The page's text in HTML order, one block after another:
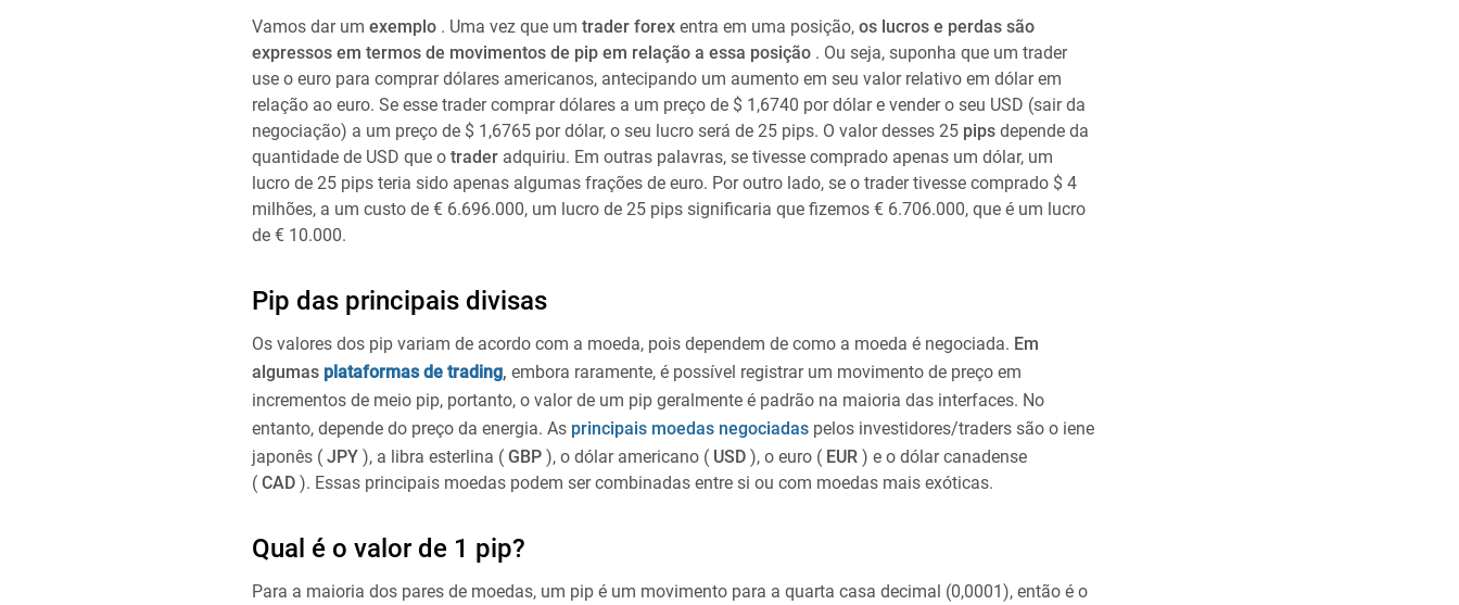
Vamos dar um exemplo . Uma vez que um trader forex entra em uma posição, os lucros e perdas são
expressos em termos de movimentos de pip em relação a essa posição . Ou seja, suponha que um trader
use o euro para comprar dólares americanos, antecipando um aumento em seu valor relativo em dólar em
relação ao euro. Se esse trader comprar dólares a um preço de $ 1,6740 por dólar e vender o seu USD (sair da
negociação) a um preço de $ 1,6765 por dólar, o seu lucro será de 25 pips. O valor desses 25 pips depende da
quantidade de USD que o trader adquiriu. Em outras palavras, se tivesse comprado apenas um dólar, um
lucro de 25 pips teria sido apenas algumas frações de euro. Por outro lado, se o trader tivesse comprado $ 4
milhões, a um custo de € 6.696.000, um lucro de 25 pips significaria que fizemos € 6.706.000, que é um lucro
de € 10.000.
Pip das principais divisas
Os valores dos pip variam de acordo com a moeda, pois dependem de como a moeda é negociada. Em
algumas plataformas de trading, embora raramente, é possível registrar um movimento de preço em
incrementos de meio pip, portanto, o valor de um pip geralmente é padrão na maioria das interfaces. No
entanto, depende do preço da energia. As principais moedas negociadas pelos investidores/traders são o iene
japonês ( JPY ), a libra esterlina ( GBP ), o dólar americano ( USD ), o euro ( EUR ) e o dólar canadense
( CAD ). Essas principais moedas podem ser combinadas entre si ou com moedas mais exóticas.
Qual é o valor de 1 pip?
Para a maioria dos pares de moedas, um pip é um movimento para a quarta casa decimal (0,0001), então é o